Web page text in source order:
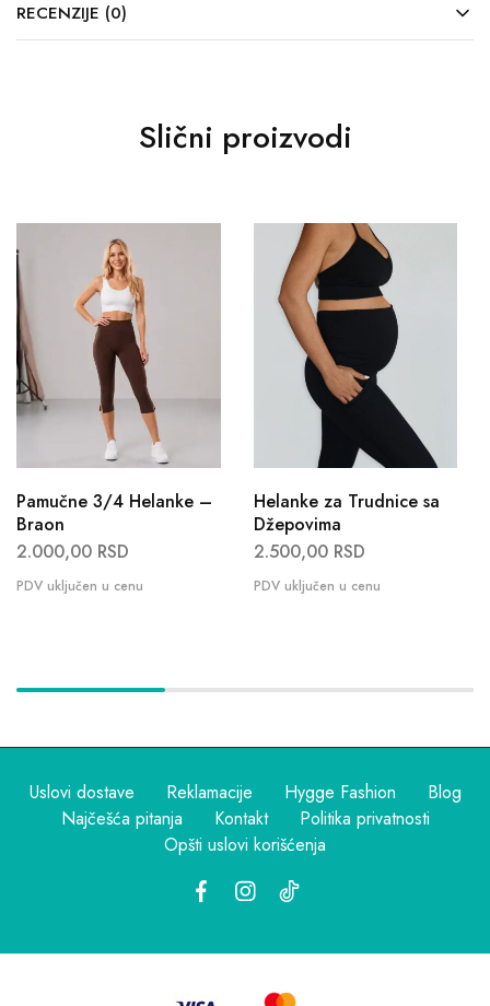
RECENZIJE (0)
Slični proizvodi
Pamučne 3/4 Helanke –
Braon
2.000,00 RSD
Helanke za Trudnice sa
Džepovima
2.500,00 RSD
Uslovi dostave Reklamacije Hygge Fashion
Blog
Najčešća pitanja
Kontakt
Politika privatnosti
Opšti uslovi korišćenja